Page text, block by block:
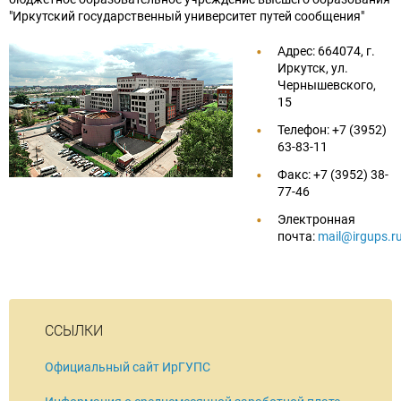
Закупки
Развитие сети железных дорог
Противодействие коррупции
Обеспечение доступности услуг
железнодорожного транспорта
отрасли
Информационное сообщение о проведении
генерального директора Федерального
государственного унитарного предприятия
«Крымская железная дорога»
Общественное мнение
Полезная информация
Референтные группы
Отзывы о качестве созданных условий для
инвалидов
"Иркутский государственный университет путей сообщения"
Адрес: 664074, г.
Иркутск, ул.
Чернышевского,
15
Телефон: +7 (3952)
63-83-11
Факс: +7 (3952) 38-
77-46
Электронная
почта:
ССЫЛКИ
Официальный сайт ИрГУПС